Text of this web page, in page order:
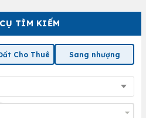
TÌM KIẾM
Cho Thuê Sang nhượng